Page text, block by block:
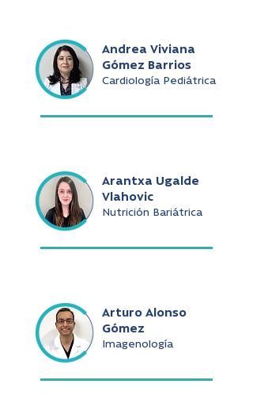
Andrea Viviana
Gómez Barrios
Cardiología Pediátrica
Arantxa Ugalde
Vlahovic
Nutrición Bariátrica
Arturo Alonso
Gómez
Imagenología